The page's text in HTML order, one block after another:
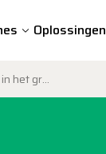
Oplossingen
digitaal werksysteem